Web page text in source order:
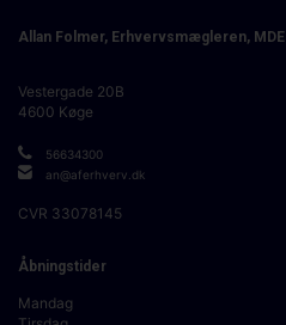
Allan Folmer, Erhvervsmægleren, MDE
Vestergade 20B
4600 Køge
56634300
an@aferhverv.dk
CVR 33078145
Åbningstider
Mandag